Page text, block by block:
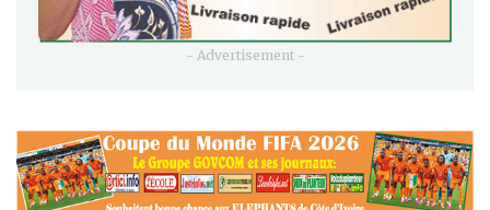
- Advertisement -